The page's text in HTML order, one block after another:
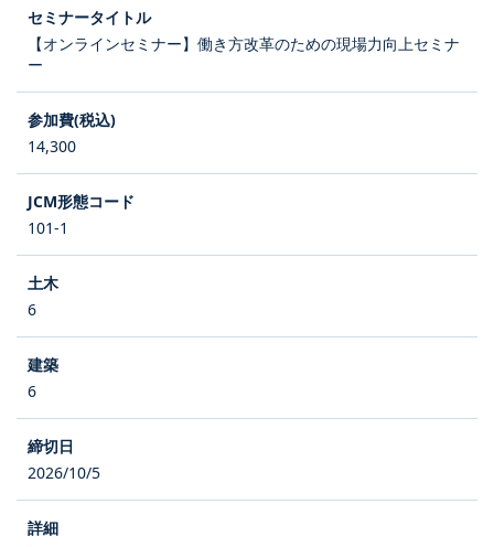
【オンラインセミナー】働き方改革のための現場力向上セミナ
ー
14,300
101-1
6
6
2026/10/5